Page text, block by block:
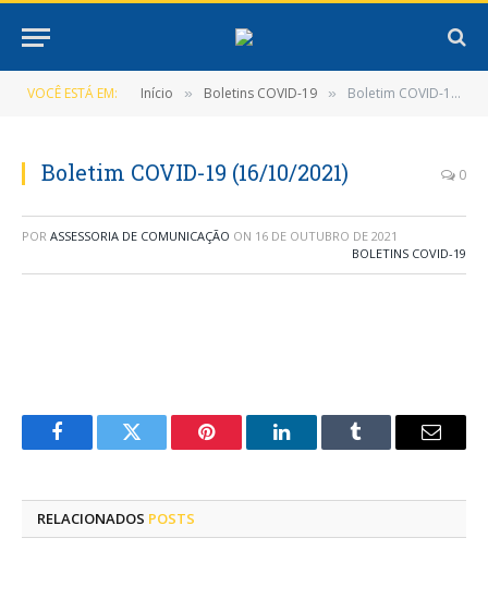
VOCÊ ESTÁ EM: Início » Boletins COVID-19 » Boletim COVID-19 (16/10/2021)
Boletim COVID-19 (16/10/2021) 0
POR ASSESSORIA DE COMUNICAÇÃO ON 16 DE OUTUBRO DE 2021
BOLETINS COVID-19
FacebookTwitter Pinterest LinkedInTumblr
E-
RELACIONADOS POSTS